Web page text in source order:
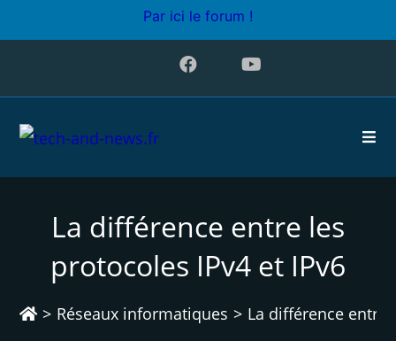
Par ici le forum !
La différence entre les
protocoles IPv4 et IPv6
> Réseaux informatiques > La différence entre